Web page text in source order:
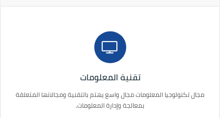
تقنية المعلومات
مجال تكنولوجيا المعلومات مجال واسع يهتم بالتقنية ومجالاتها المتعلقة
بمعالجة وإدارة المعلومات.